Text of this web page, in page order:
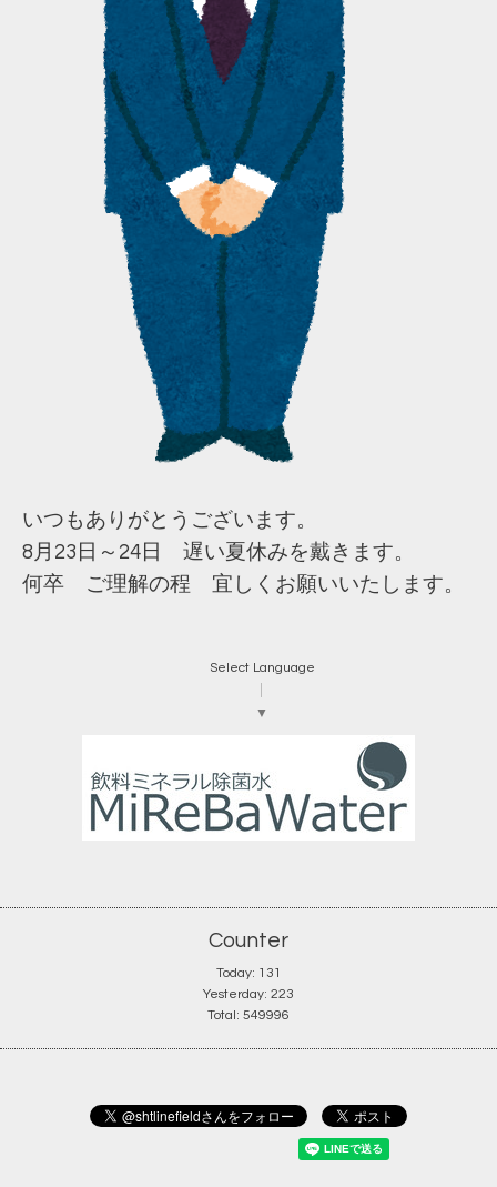
いつもありがとうございます。
8月23日～24日 遅い夏休みを戴きます。
何卒 ご理解の程 宜しくお願いいたします。
Select Language
▼
Counter
Today: 131
Yesterday: 223
Total: 549996